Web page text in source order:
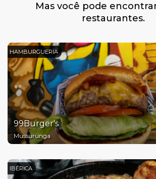
Mas você pode
restaurantes.
HAMBURGUERIA
99Burger's
Mussurunga
IBÉRICA